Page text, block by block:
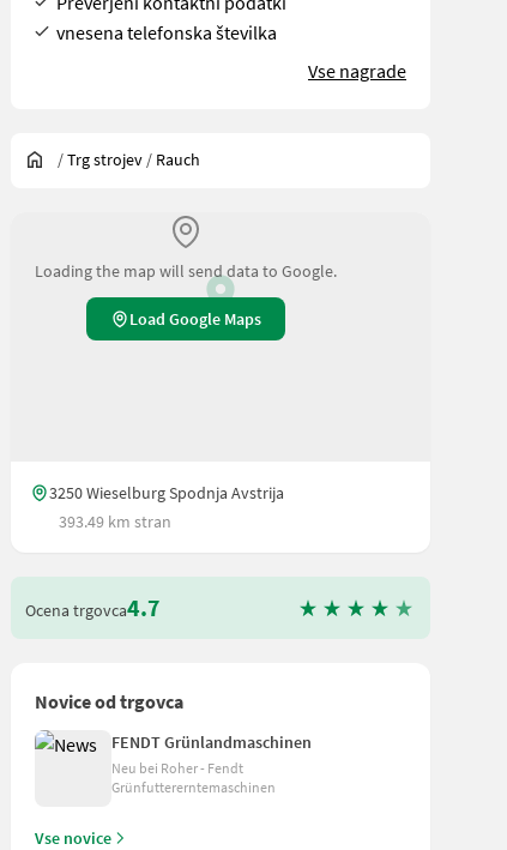
vnesena telefonska številka
Vse nagrade
/Trg strojev / Rauch
Loading the map will send data to Google.
Load Google Maps
3250 Wieselburg Spodnja Avstrija
393.49 km stran
Ocena trgovca4.7
Novice od trgovca
FENDT Grünlandmaschinen
Neu bei Roher - Fendt
Grünfuttererntemaschinen
Vse novice